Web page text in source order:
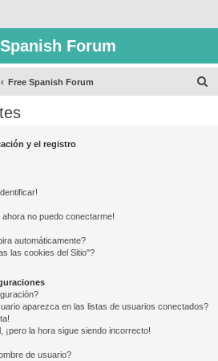
Forum
Free Spanish Forum
y el registro
no puedo conectarme!
automáticamente?
las cookies del Sitio"?
aparezca en las listas de usuarios conectados?
¡pero la hora sigue siendo incorrecto!
de usuario?